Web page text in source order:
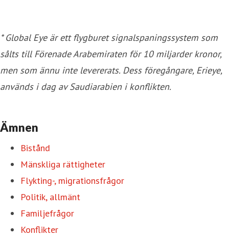
* Global Eye är ett flygburet signalspaningssystem som
sålts till Förenade Arabemiraten för 10 miljarder kronor,
men som ännu inte levererats. Dess föregångare, Erieye,
används i dag av Saudiarabien i konflikten.
Ämnen
Bistånd
Mänskliga rättigheter
Flykting-, migrationsfrågor
Politik, allmänt
Familjefrågor
Konflikter